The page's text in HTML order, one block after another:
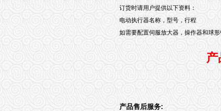
订货时请用户提供以下资料：
电动执行器名称，型号，行程
如需要配置伺服放大器，操作器和球
产品售后服务: